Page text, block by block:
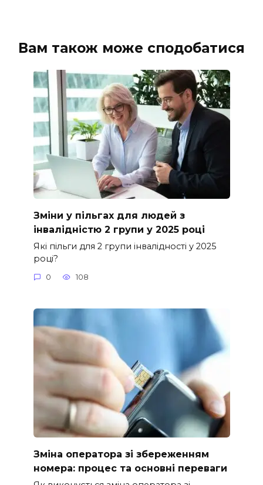
Вам також може сподобатися
Зміни у пільгах для людей з
інвалідністю 2 групи у 2025 році
Які пільги для 2 групи інвалідності у 2025
році?
0 108
Зміна оператора зі збереженням
номера: процес та основні переваги